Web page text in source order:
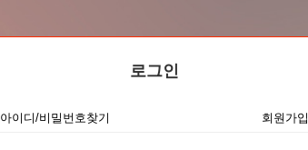
로그인
아이디/비밀번호찾기 회원가입